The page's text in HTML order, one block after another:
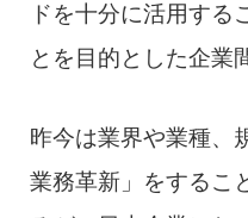
ドを十分に活用する
とを目的とした企業
昨今は業界や業種、
業務革新」をするこ